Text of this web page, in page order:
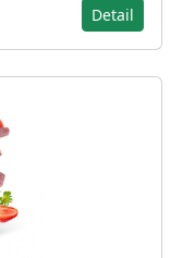
Detail